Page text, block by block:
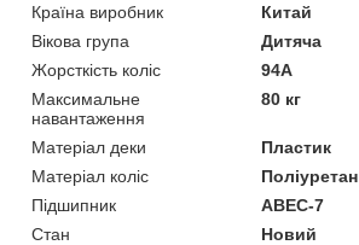
Країна виробник
Китай
Вікова група
Дитяча
Жорсткість коліс
94А
Максимальне
навантаження
80 кг
Матеріал деки
Пластик
Матеріал коліс
Поліуретан
Підшипник
ABEC-7
Стан
Новий